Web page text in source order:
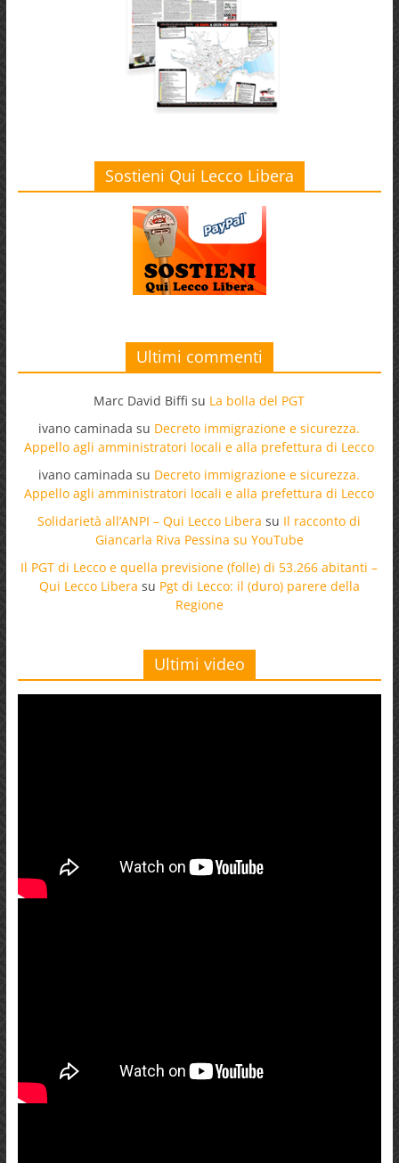
Sostieni Qui Lecco Libera
Ultimi commenti
Marc David Biffi su La bolla del PGT
ivano caminada su Decreto immigrazione e sicurezza.
Appello agli amministratori locali e alla prefettura di Lecco
ivano caminada su Decreto immigrazione e sicurezza.
Appello agli amministratori locali e alla prefettura di Lecco
Solidarietà all’ANPI – Qui Lecco Libera su Il racconto di
Giancarla Riva Pessina su YouTube
Il PGT di Lecco e quella previsione (folle) di 53.266 abitanti –
Qui Lecco Libera su Pgt di Lecco: il (duro) parere della
Regione
Ultimi video